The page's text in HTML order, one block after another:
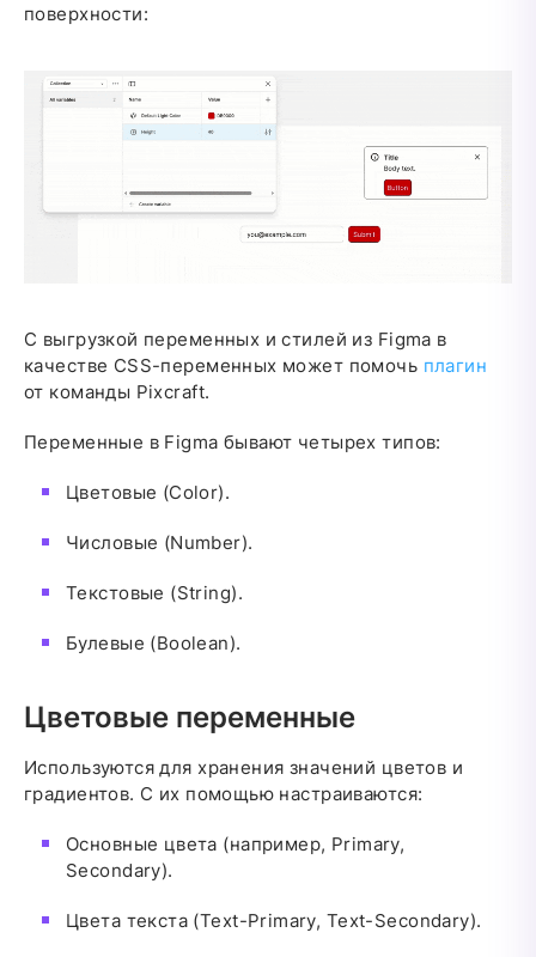
поверхности:
С выгрузкой переменных и стилей из Figma в
качестве CSS-переменных может помочь плагин
от команды Pixcraft.
Переменные в Figma бывают четырех типов:
Цветовые (Color).
Числовые (Number).
Текстовые (String).
Булевые (Boolean).
Цветовые переменные
Используются для хранения значений цветов и
градиентов. С их помощью настраиваются:
Основные цвета (например, Primary,
Secondary).
Цвета текста (Text-Primary, Text-Secondary).